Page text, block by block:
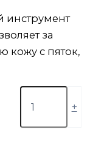
инструмент
за
кожу с пяток,
+